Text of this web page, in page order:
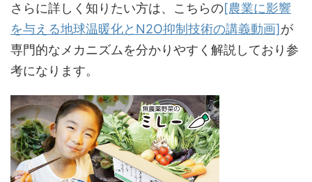
さらに詳しく知りたい方は、こちらの[農業に影響
を与える地球温暖化とN2O抑制技術の講義動画]が
専門的なメカニズムを分かりやすく解説しており参
考になります。